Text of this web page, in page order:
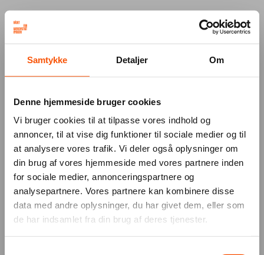
Samtykke Detaljer Om
Denne hjemmeside bruger cookies
Vi bruger cookies til at tilpasse vores indhold og
annoncer, til at vise dig funktioner til sociale medier og til
at analysere vores trafik. Vi deler også oplysninger om
din brug af vores hjemmeside med vores partnere inden
for sociale medier, annonceringspartnere og
analysepartnere. Vores partnere kan kombinere disse
data med andre oplysninger, du har givet dem, eller som
de har indsamlet fra din brug af deres tjenester.
Your browser was unable to load
again in a few moments and make sure not
to use ad-blockers.